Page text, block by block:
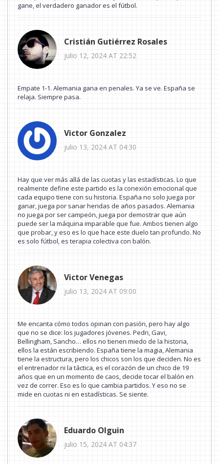
gane, el verdadero ganador es el fútbol.
Cristián Gutiérrez Rosales
julio 12, 2024 AT 22:52
Empate 1-1. Alemania gana en penales. Ya se ve. España se
relaja. Siempre pasa.
Victor Gonzalez
julio 13, 2024 AT 04:30
Hay que ver más allá de las cuotas y las estadísticas. Lo que
realmente define este partido es la conexión emocional que
cada equipo tiene con su historia. España no solo juega por
ganar, juega por sanar heridas de años pasados. Alemania
no juega por ser campeón, juega por demostrar que aún
puede ser la máquina imparable que fue. Ambos tienen algo
que probar, y eso es lo que hace este duelo tan profundo. No
es solo fútbol, es terapia colectiva con balón.
Victor Venegas
julio 13, 2024 AT 09:00
Me encanta cómo todos opinan con pasión, pero hay algo
que no se dice: los jugadores jóvenes. Pedri, Gavi,
Bellingham, Sancho… ellos no tienen miedo de la historia,
ellos la están escribiendo. España tiene la magia, Alemania
tiene la estructura, pero los chicos son los que deciden. No es
el entrenador ni la táctica, es el corazón de un chico de 19
años que en un momento de caos, decide tocar el balón en
vez de correr. Eso es lo que cambia partidos. Y eso no se
mide en cuotas ni en estadísticas. Se siente.
Eduardo Olguin
julio 15, 2024 AT 04:37